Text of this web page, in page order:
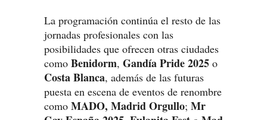
La programación continúa el resto de las
jornadas profesionales con las
posibilidades que ofrecen otras ciudades
como Benidorm, Gandía Pride 2025 o
Costa Blanca, además de las futuras
puesta en escena de eventos de renombre
como MADO, Madrid Orgullo; Mr